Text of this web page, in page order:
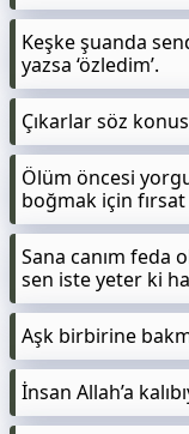
Keşke şuanda
yazsa ‘özledim’.
Çıkarlar söz
Ölüm öncesi
boğmak için fırsat
Sana canım feda
sen iste yeter ki
Aşk birbirine
İnsan Allah’a